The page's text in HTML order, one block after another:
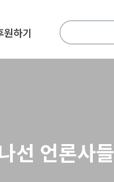
원하기
검
색:
선 언론사들